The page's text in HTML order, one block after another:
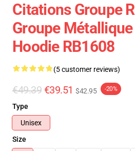
Citations Groupe
Groupe
Hoodie RB1608
(5 customer reviews)
€49.39 €39.51 $42.95 -20%
Type
Unisex
Size